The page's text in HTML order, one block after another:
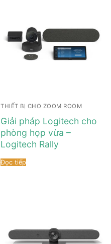
THIẾT BỊ CHO ZOOM ROOM
Giải pháp Logitech cho
phòng họp vừa –
Logitech Rally
Đọc tiếp